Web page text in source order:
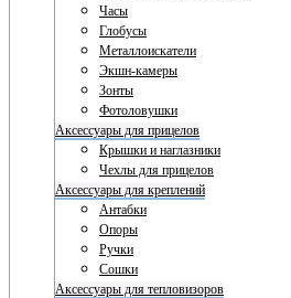
Часы
Глобусы
Металлоискатели
Экшн-камеры
Зонты
Фотоловушки
Аксессуары для прицелов
Крышки и наглазники
Чехлы для прицелов
Аксессуары для креплений
Антабки
Опоры
Ручки
Сошки
Аксессуары для тепловизоров